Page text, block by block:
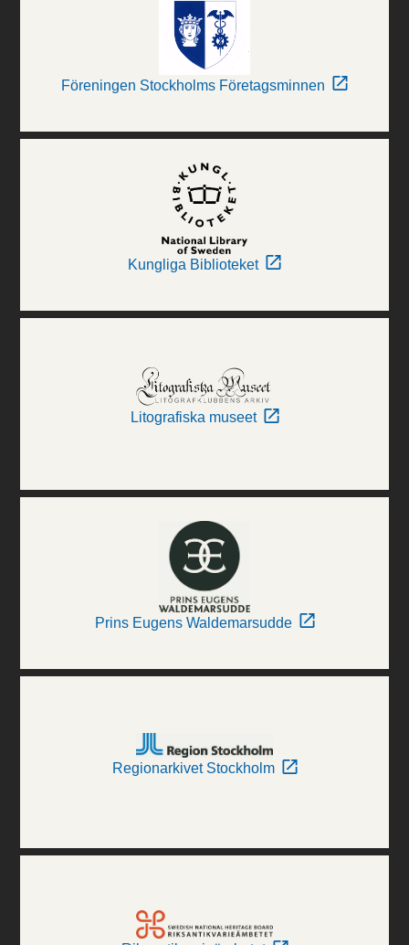
Föreningen Stockholms Företagsminnen
Kungliga Biblioteket
Litografiska museet
Prins Eugens Waldemarsudde
Regionarkivet Stockholm